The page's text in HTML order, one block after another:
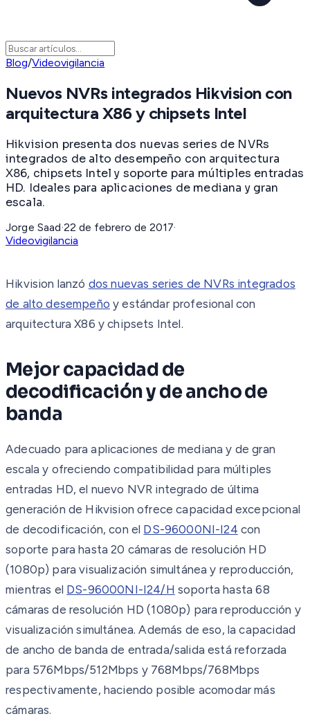
Blog/Videovigilancia
Nuevos NVRs integrados Hikvision con
arquitectura X86 y chipsets Intel
Hikvision presenta dos nuevas series de NVRs
integrados de alto desempeño con arquitectura
X86, chipsets Intel y soporte para múltiples entradas
HD. Ideales para aplicaciones de mediana y gran
escala.
Jorge Saad·22 de febrero de 2017·
Videovigilancia
Hikvision lanzó dos nuevas series de NVRs integrados
de alto desempeño y estándar profesional con
arquitectura X86 y chipsets Intel.
Mejor capacidad de
decodificación y de ancho de
banda
Adecuado para aplicaciones de mediana y de gran
escala y ofreciendo compatibilidad para múltiples
entradas HD, el nuevo NVR integrado de última
generación de Hikvision ofrece capacidad excepcional
de decodificación, con el DS-96000NI-I24 con
soporte para hasta 20 cámaras de resolución HD
(1080p) para visualización simultánea y reproducción,
mientras el DS-96000NI-I24/H soporta hasta 68
cámaras de resolución HD (1080p) para reproducción y
visualización simultánea. Además de eso, la capacidad
de ancho de banda de entrada/salida está reforzada
para 576Mbps/512Mbps y 768Mbps/768Mbps
respectivamente, haciendo posible acomodar más
cámaras.